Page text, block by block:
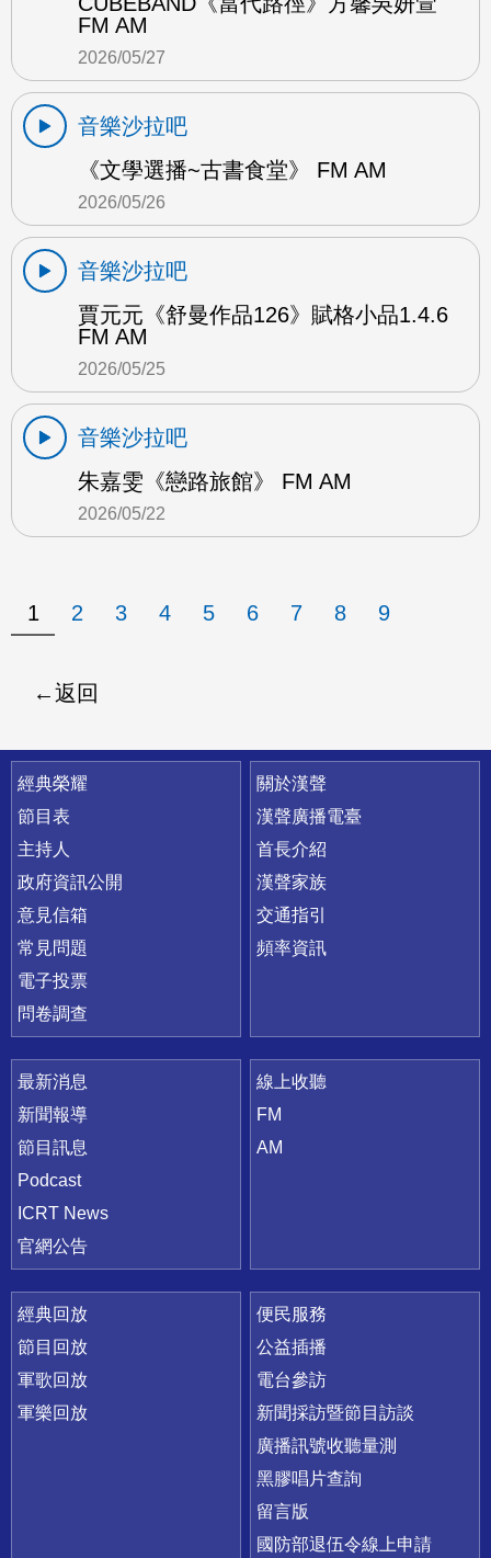
FM AM
2026/05/27
音樂沙拉吧
《文學選播~古書食堂》 FM AM
2026/05/26
音樂沙拉吧
賈元元《舒曼作品126》賦格小品1.4.6
FM AM
2026/05/25
音樂沙拉吧
朱嘉雯《戀路旅館》 FM AM
2026/05/22
1 2 3 4 5 6 7 8 9
返回
快速連結
經典榮耀
節目表
主持人
政府資訊公開
意見信箱
常見問題
電子投票
問卷調查
關於漢聲
漢聲廣播電臺
首長介紹
漢聲家族
交通指引
頻率資訊
最新消息
新聞報導
節目訊息
Podcast
ICRT News
官網公告
線上收聽
FM
AM
經典回放
節目回放
軍歌回放
軍樂回放
便民服務
公益插播
電台參訪
新聞採訪暨節目訪談
廣播訊號收聽量測
黑膠唱片查詢
留言版
國防部退伍令線上申請